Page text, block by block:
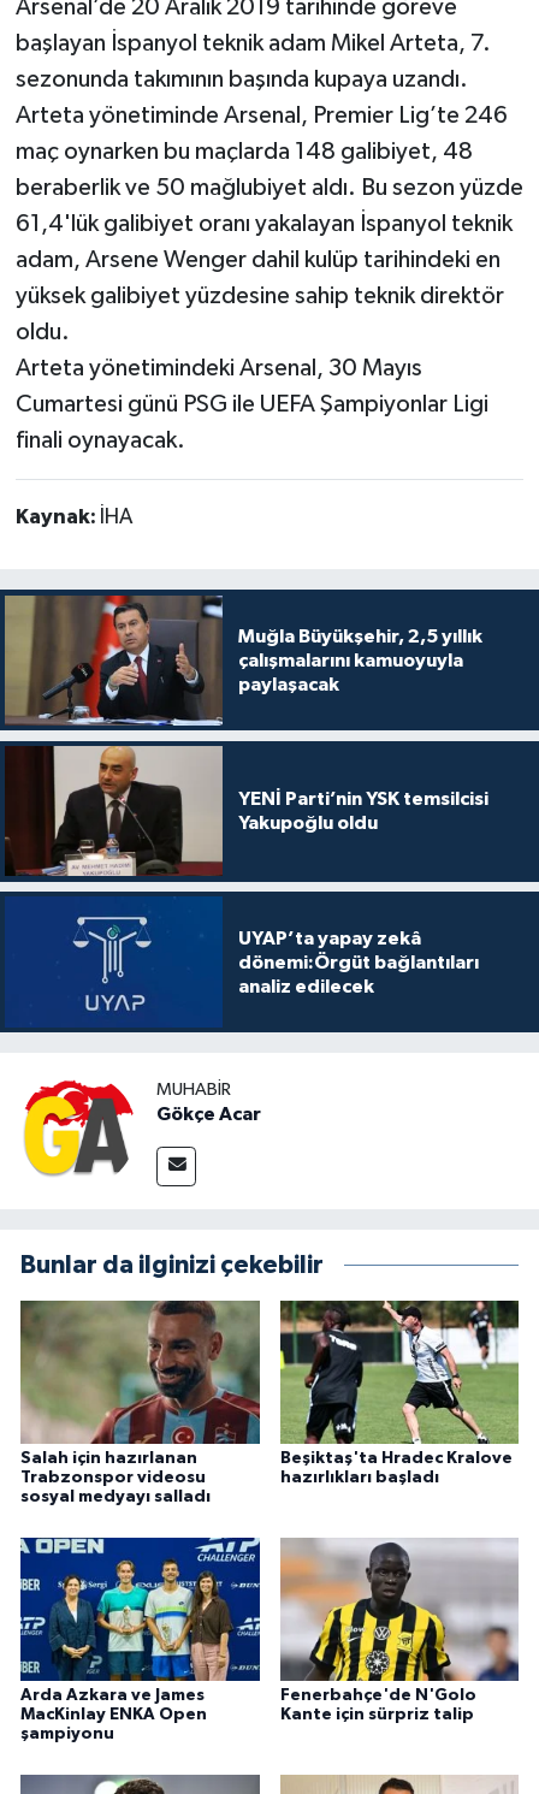
Arsenal’de 20 Aralık 2019 tarihinde göreve
başlayan İspanyol teknik adam Mikel Arteta, 7.
sezonunda takımının başında kupaya uzandı.
Arteta yönetiminde Arsenal, Premier Lig’te 246
maç oynarken bu maçlarda 148 galibiyet, 48
beraberlik ve 50 mağlubiyet aldı. Bu sezon yüzde
61,4'lük galibiyet oranı yakalayan İspanyol teknik
adam, Arsene Wenger dahil kulüp tarihindeki en
yüksek galibiyet yüzdesine sahip teknik direktör
oldu.
Arteta yönetimindeki Arsenal, 30 Mayıs
Cumartesi günü PSG ile UEFA Şampiyonlar Ligi
finali oynayacak.
Kaynak: İHA
Muğla Büyükşehir, 2,5 yıllık
çalışmalarını kamuoyuyla
paylaşacak
YENİ Parti’nin YSK temsilcisi
Yakupoğlu oldu
UYAP’ta yapay zekâ
dönemi:Örgüt bağlantıları
analiz edilecek
MUHABIR
Gökçe Acar
Bunlar da ilginizi çekebilir
Salah için hazırlanan
Trabzonspor videosu
sosyal medyayı salladı
Beşiktaş'ta Hradec Kralove
hazırlıkları başladı
Arda Azkara ve James
MacKinlay ENKA Open
şampiyonu
Fenerbahçe'de N'Golo
Kante için sürpriz talip